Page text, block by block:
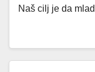
Naš cilj je da